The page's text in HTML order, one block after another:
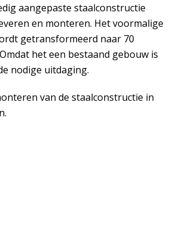
aangepaste staalconstructie
en monteren. Het voormalige
getransformeerd naar 70
het een bestaand gebouw is
nodige uitdaging.
van de staalconstructie in